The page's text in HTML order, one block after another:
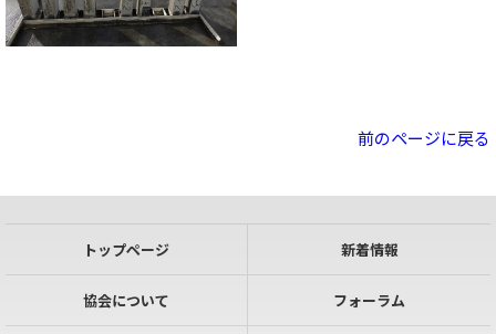
前のページに戻る
トップページ 新着情報
協会について フォーラム